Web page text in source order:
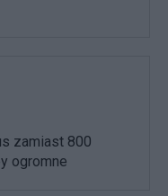
zamiast 800
ogromne